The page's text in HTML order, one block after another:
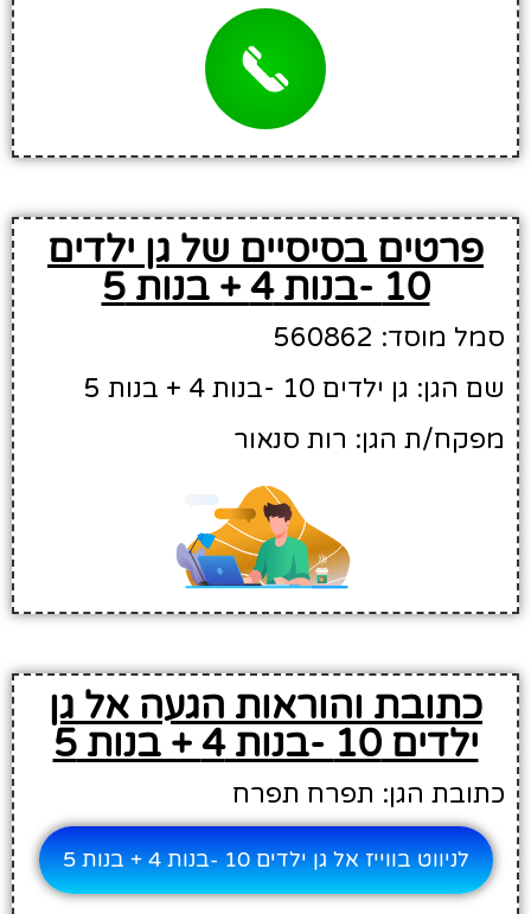
פרטים בסיסיים של גן ילדים
10 -בנות 4 + בנות 5
סמל מוסד: 560862
שם הגן: גן ילדים 10 -בנות 4 + בנות 5
מפקח/ת הגן: רות סנאור
כתובת והוראות הגעה אל גן
ילדים 10 -בנות 4 + בנות 5
כתובת הגן: תפרח תפרח
לניווט בווייז אל גן ילדים 10 -בנות 4 + בנות 5